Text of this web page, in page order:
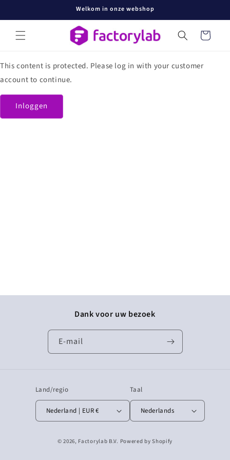
content
Welkom in onze webshop
This content is protected. Please log in with your customer
account to continue.
Inloggen
Dank voor uw bezoek
E‑mail
Land/regio
Nederland | EUR €
Taal
Nederlands
© 2026, Factorylab B.V. Powered by Shopify